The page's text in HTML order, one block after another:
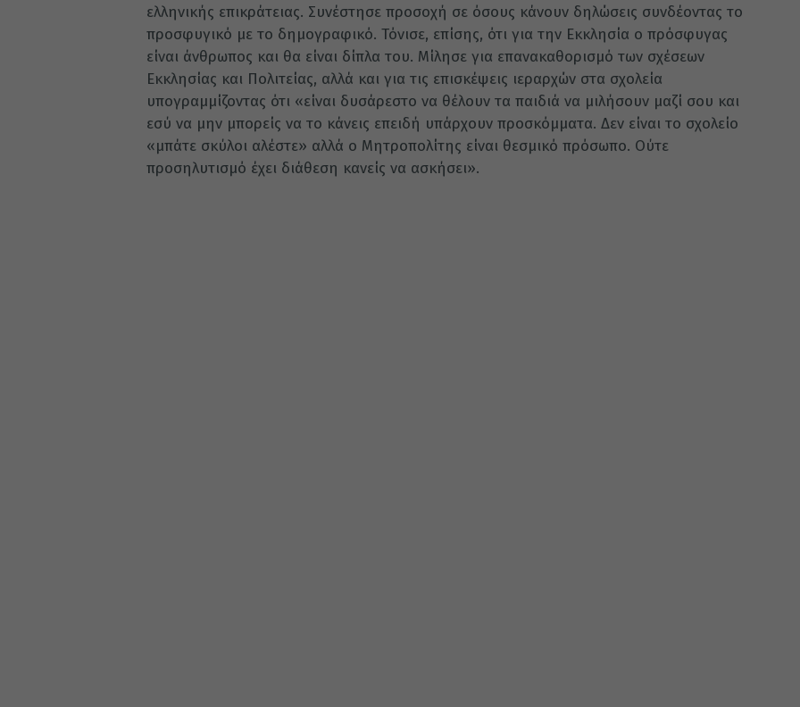
ελληνικής επικράτειας. Συνέστησε προσοχή σε όσους κάνουν δηλώσεις συνδέοντας το
προσφυγικό με το δημογραφικό. Τόνισε, επίσης, ότι για την Εκκλησία ο πρόσφυγας
είναι άνθρωπος και θα είναι δίπλα του. Μίλησε για επανακαθορισμό των σχέσεων
Εκκλησίας και Πολιτείας, αλλά και για τις επισκέψεις ιεραρχών στα σχολεία
υπογραμμίζοντας ότι «είναι δυσάρεστο να θέλουν τα παιδιά να μιλήσουν μαζί σου και
εσύ να μην μπορείς να το κάνεις επειδή υπάρχουν προσκόμματα. Δεν είναι το σχολείο
«μπάτε σκύλοι αλέστε» αλλά ο Μητροπολίτης είναι θεσμικό πρόσωπο. Ούτε
προσηλυτισμό έχει διάθεση κανείς να ασκήσει».